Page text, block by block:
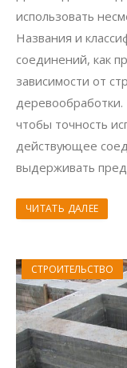
использовать
Названия и
соединений, как
зависимости от
деревообработки.
чтобы точность
действующее
выдерживать
ЧИТАТЬ ДАЛЕЕ
СТРОИТЕЛЬСТВО